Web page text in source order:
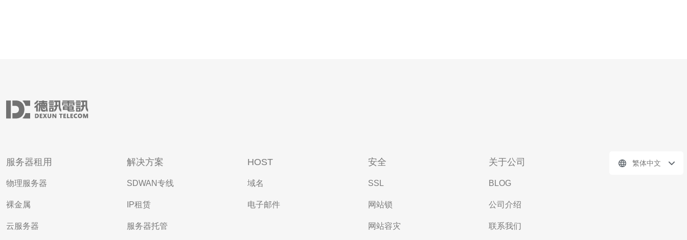
服务器租用
物理服务器
裸金属
云服务器
解决方案
SDWAN专线
IP租赁
服务器托管
HOST
域名
电子邮件
安全
SSL
网站锁
网站容灾
关于公司
BLOG
公司介绍
联系我们
繁体中文